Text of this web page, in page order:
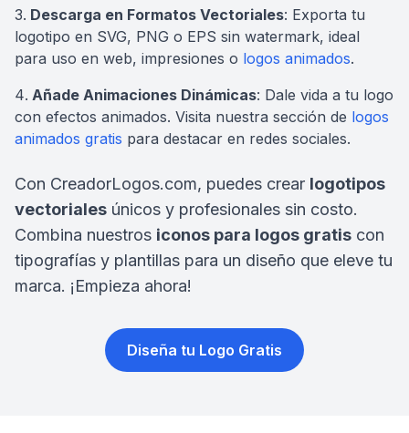
Descarga en Formatos Vectoriales: Exporta tu
logotipo en SVG, PNG o EPS sin watermark, ideal
para uso en web, impresiones o logos animados.
Añade Animaciones Dinámicas: Dale vida a tu logo
con efectos animados. Visita nuestra sección de logos
animados gratis para destacar en redes sociales.
Con CreadorLogos.com, puedes crear logotipos
vectoriales únicos y profesionales sin costo.
Combina nuestros iconos para logos gratis con
tipografías y plantillas para un diseño que eleve tu
marca. ¡Empieza ahora!
Diseña tu Logo Gratis